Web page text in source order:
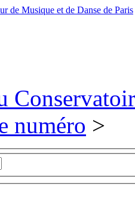
numéro >